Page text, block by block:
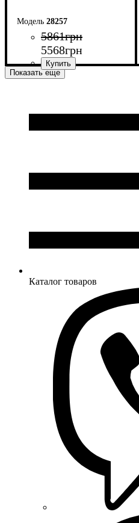
28257
5861грн
5568грн
Глубина: 45 см
Показать еще
Каталог товаров